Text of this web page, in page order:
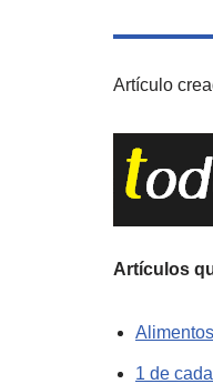
Artículo
Artículos
1 de